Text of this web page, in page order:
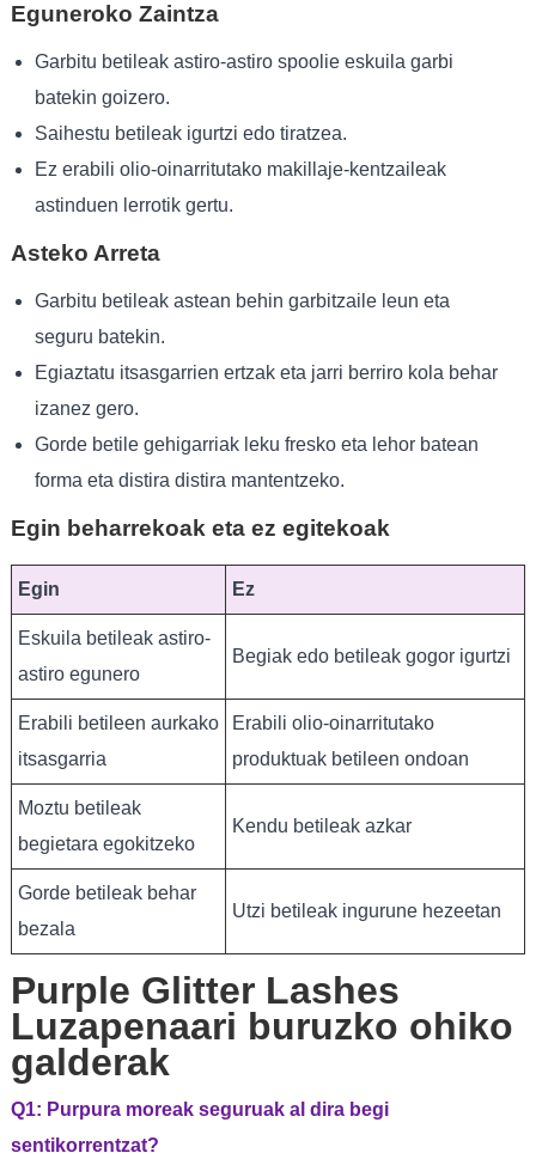
Eguneroko Zaintza
Garbitu betileak astiro-astiro spoolie eskuila garbi
batekin goizero.
Saihestu betileak igurtzi edo tiratzea.
Ez erabili olio-oinarritutako makillaje-kentzaileak
astinduen lerrotik gertu.
Asteko Arreta
Garbitu betileak astean behin garbitzaile leun eta
seguru batekin.
Egiaztatu itsasgarrien ertzak eta jarri berriro kola behar
izanez gero.
Gorde betile gehigarriak leku fresko eta lehor batean
forma eta distira distira mantentzeko.
Egin beharrekoak eta ez egitekoak
Egin Ez
Eskuila betileak astiro-
astiro egunero
Begiak edo betileak gogor igurtzi
Erabili betileen aurkako
itsasgarria
Erabili olio-oinarritutako
produktuak betileen ondoan
Moztu betileak
begietara egokitzeko
Kendu betileak azkar
Gorde betileak behar
bezala
Utzi betileak ingurune hezeetan
Purple Glitter Lashes
Luzapenaari buruzko ohiko
galderak
Q1: Purpura moreak seguruak al dira begi
sentikorrentzat?